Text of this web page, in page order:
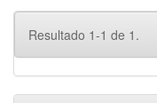
Resultado 1-1 de 1.